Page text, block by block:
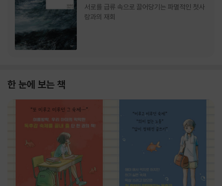
서로를 급류 속으로 끌어당기는 파멸적인 첫사
랑과의 재회
한 눈에 보는 책